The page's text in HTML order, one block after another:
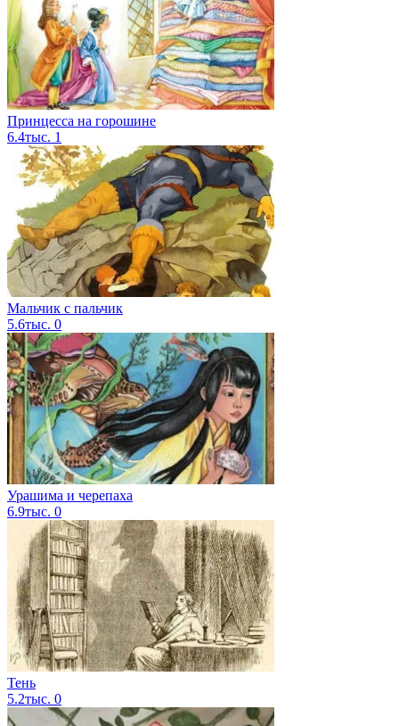
Принцесса на горошине
6.4тыс. 1
Мальчик с пальчик
5.6тыс. 0
Урашима и черепаха
6.9тыс. 0
Тень
5.2тыс. 0